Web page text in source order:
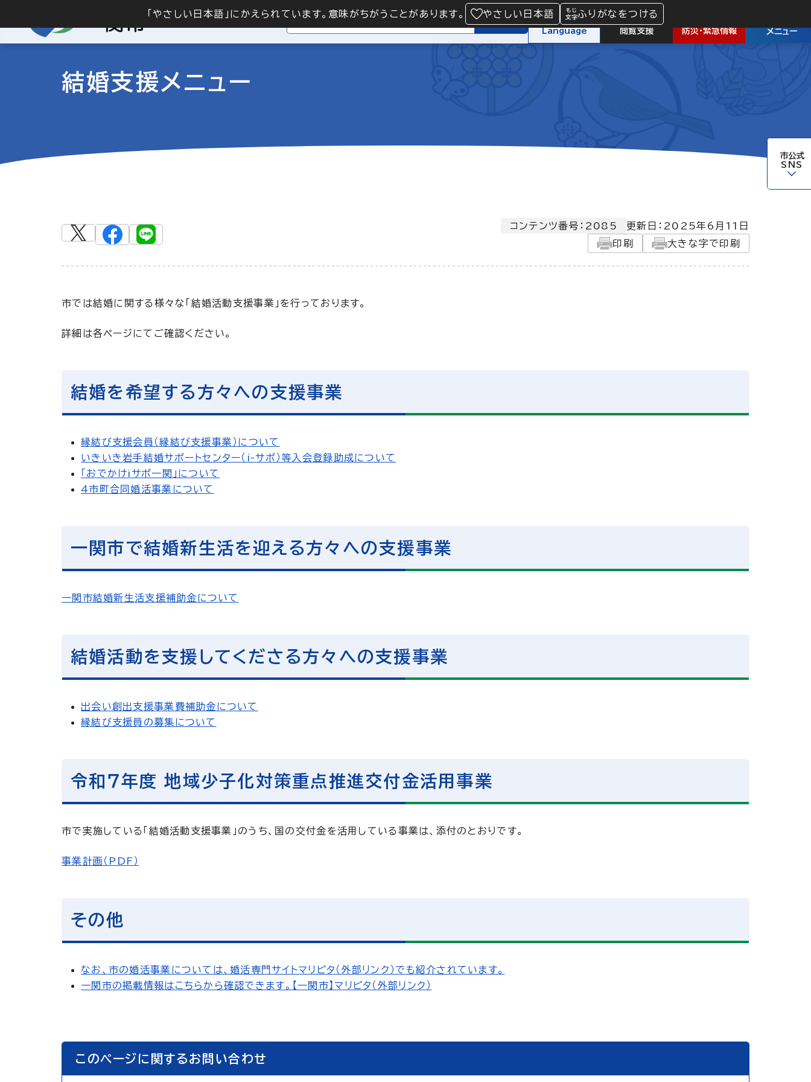
「やさしい日本語」にかえられています。意味がちがうことがあります。 やさしい日本語 ふりがなをつける
検索
Language 閲覧支援 防災・緊急情報 メニュー
市公式
SNS
結婚支援メニュー
コンテンツ番号：2085 更新日： 2025年6月11日
印刷
大きな字で印刷
市では結婚に関する様々な「結婚活動支援事業」を行っております。
詳細は各ページにてご確認ください。
結婚を希望する方々への支援事業
縁結び支援会員（縁結び支援事業）について
いきいき岩手結婚サポートセンター（i-サポ）等入会登録助成について
「おでかけiサポ一関」について
4市町合同婚活事業について
一関市で結婚新生活を迎える方々への支援事業
一関市結婚新生活支援補助金について
結婚活動を支援してくださる方々への支援事業
出会い創出支援事業費補助金について
縁結び支援員の募集について
令和７年度 地域少子化対策重点推進交付金活用事業
市で実施している「結婚活動支援事業」のうち、国の交付金を活用している事業は、添付のとおりです。
事業計画（PDF）
その他
なお、市の婚活事業については、婚活専門サイトマリピタ（外部リンク）でも紹介されています。
一関市の掲載情報はこちらから確認できます。【一関市】マリピタ（外部リンク）
このページに関するお問い合わせ